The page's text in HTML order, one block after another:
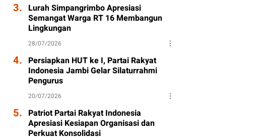
3. Lurah Simpangrimbo Apresiasi
Semangat Warga RT 16 Membangun
Lingkungan
28/07/2026
4. Persiapkan HUT ke I, Partai Rakyat
Indonesia Jambi Gelar Silaturrahmi
Pengurus
20/07/2026
5. Patriot Partai Rakyat Indonesia
Apresiasi Kesiapan Organisasi dan
Perkuat Konsolidasi